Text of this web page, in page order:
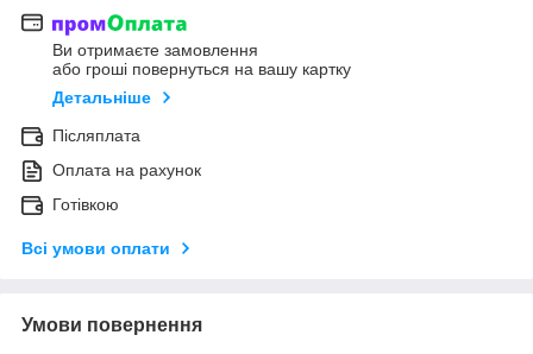
Ви отримаєте замовлення
або гроші повернуться на вашу картку
Детальніше
Післяплата
Оплата на рахунок
Готівкою
Всі умови оплати
Умови повернення